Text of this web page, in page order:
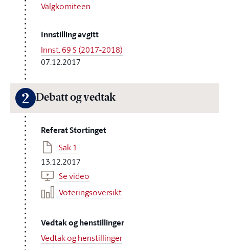
Valgkomiteen
Innstilling avgitt
Innst. 69 S (2017-2018)
07.12.2017
2 Debatt og vedtak
Referat Stortinget
Sak 1
13.12.2017
Se video
Voteringsoversikt
Vedtak og henstillinger
Vedtak og henstillinger